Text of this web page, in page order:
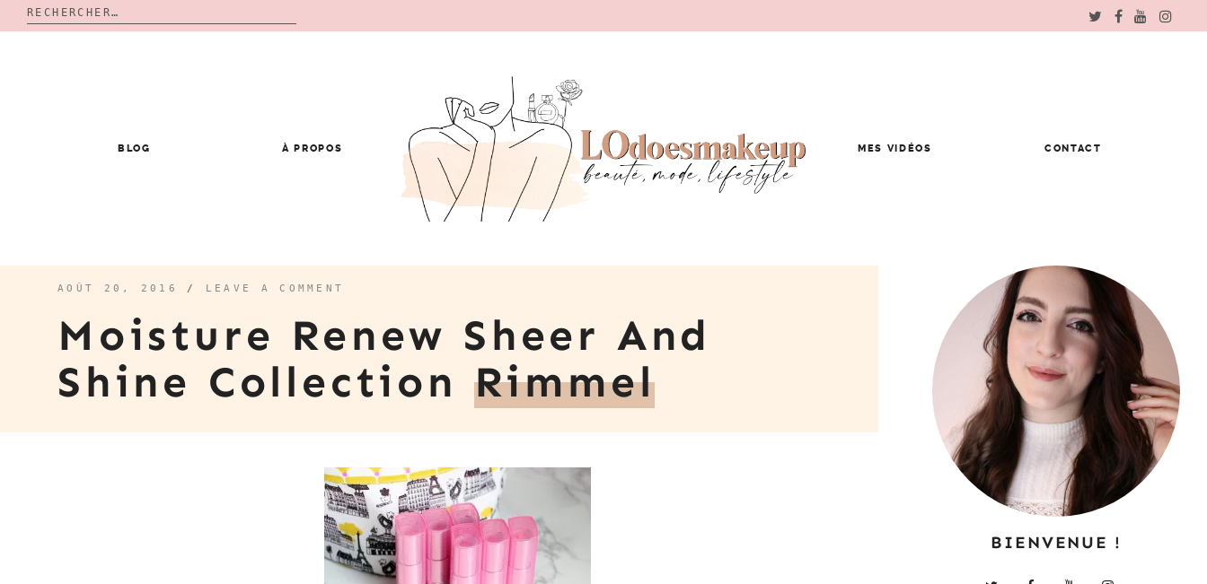
Rechercher :
BLOG À PROPOS MES VIDÉOS CONTACT
AOÛT 20, 2016 / LEAVE A COMMENT
Moisture Renew Sheer And
Shine Collection Rimmel
BIENVENUE !